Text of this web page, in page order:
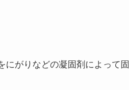
がりなどの凝固剤によって